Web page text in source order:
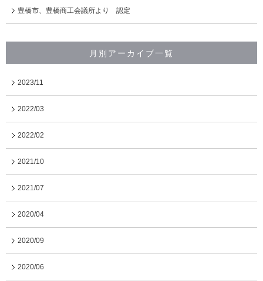
豊橋市、豊橋商工会議所より 認定
月別アーカイブ一覧
2023/11
2022/03
2022/02
2021/10
2021/07
2020/04
2020/09
2020/06